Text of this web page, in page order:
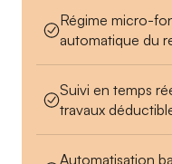
Régime micro-
automatique du
Suivi en temps
travaux
Automatisation